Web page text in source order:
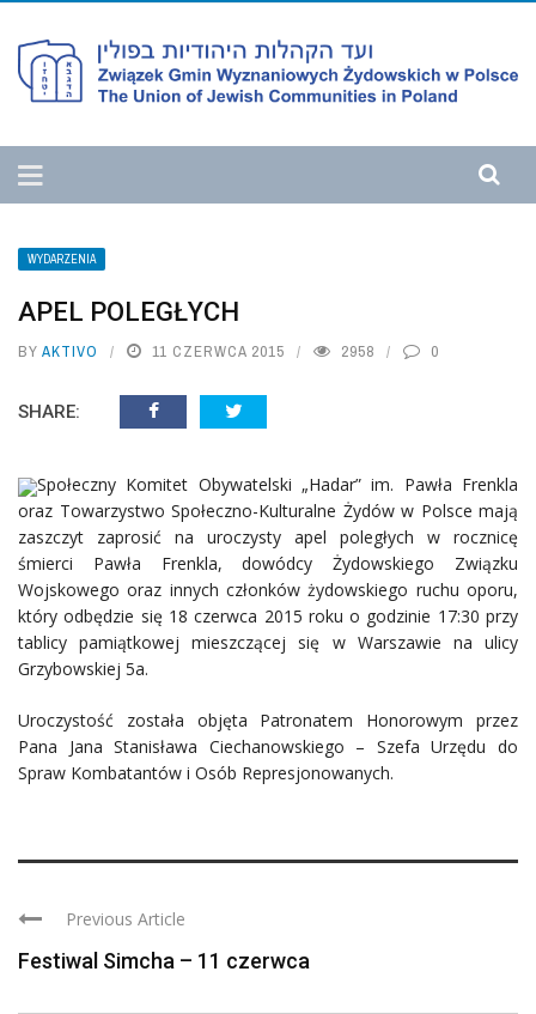
WYDARZENIA
APEL POLEGŁYCH
BY AKTIVO 11 CZERWCA 2015 2958 0
SHARE:
Społeczny Komitet Obywatelski „Hadar” im. Pawła Frenkla
oraz Towarzystwo Społeczno-Kulturalne Żydów w Polsce mają
zaszczyt zaprosić na uroczysty apel poległych w rocznicę
śmierci Pawła Frenkla, dowódcy Żydowskiego Związku
Wojskowego oraz innych członków żydowskiego ruchu oporu,
który odbędzie się 18 czerwca 2015 roku o godzinie 17:30 przy
tablicy pamiątkowej mieszczącej się w Warszawie na ulicy
Grzybowskiej 5a.
Uroczystość została objęta Patronatem Honorowym przez
Pana Jana Stanisława Ciechanowskiego – Szefa Urzędu do
Spraw Kombatantów i Osób Represjonowanych.
Previous Article
Festiwal Simcha – 11 czerwca